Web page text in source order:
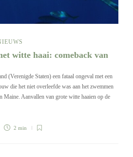
witte haai: comeback van
(Verenigde Staten) een fataal ongeval met een
die het niet overleefde was aan het zwemmen
Maine. Aanvallen van grote witte haaien op de
2 min